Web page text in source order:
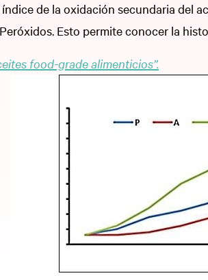
de la oxidación secundaria del
Esto permite conocer la
food-grade alimenticios”.